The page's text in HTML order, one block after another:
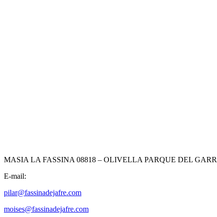
MASIA LA FASSINA 08818 – OLIVELLA PARQUE DEL
E-mail:
pilar@fassinadejafre.com
moises@fassinadejafre.com